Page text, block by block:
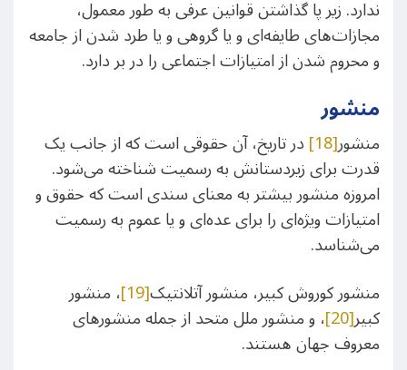
ندارد. زیر پا گذاشتن قوانین عرفی به طور معمول،
مجازات‌های طایفه‌ای و یا گروهی و یا طرد شدن از جامعه
و محروم شدن از امتیازات اجتماعی را در بر دارد.
منشور
منشور[18] در تاریخ، آن حقوقی است که از جانب یک
قدرت برای زیردستانش به رسمیت شناخته می‌شود.
امروزه منشور بیشتر به معنای سندی است که حقوق و
امتیازات ویژه‌ای را برای عده‌ای و یا عموم به رسمیت
می‌شناسد.
منشور کوروش کبیر، منشور آتلانتیک[19] ، منشور
کبیر[20] ، و منشور ملل متحد از جمله منشورهای
معروف جهان هستند.